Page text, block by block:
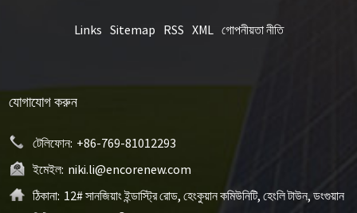
Links Sitemap RSS XML গোপনীয়তা নীতি
যোগাযোগ করুন
টেলিফোন: +86-769-81012293
ইমেইল: niki.li@encorenew.com
ঠিকানা: 12# সানজিয়াং ইন্ডাস্ট্রি রোড, হেংকুয়ান কমিউনিটি, হেংলি টাউন, ডংগুয়ান